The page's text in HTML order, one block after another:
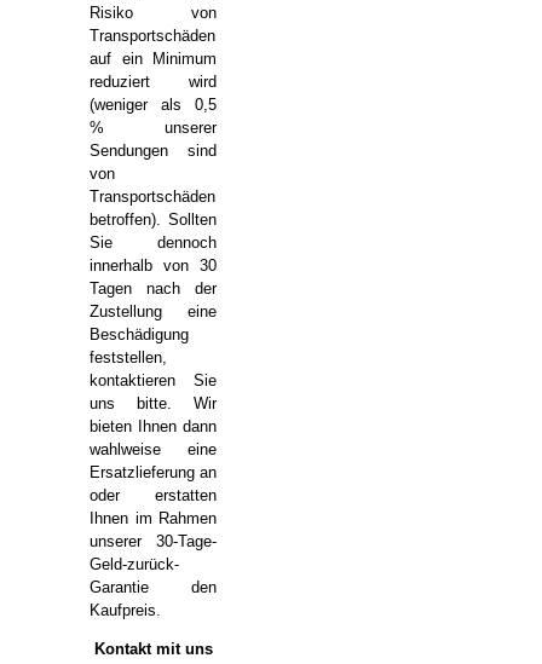
Risiko von
Transportschäden
auf ein Minimum
reduziert wird
(weniger als 0,5
% unserer
Sendungen sind
von
Transportschäden
betroffen). Sollten
Sie dennoch
innerhalb von 30
Tagen nach der
Zustellung eine
Beschädigung
feststellen,
kontaktieren Sie
uns bitte. Wir
bieten Ihnen dann
wahlweise eine
Ersatzlieferung an
oder erstatten
Ihnen im Rahmen
unserer 30-Tage-
Geld-zurück-
Garantie den
Kaufpreis.
Kontakt mit uns